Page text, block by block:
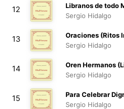
00:17
12
Libranos de todo
Sergio Hidalgo
01:07
13
Oraciones (Ritos
Sergio Hidalgo
01:10
14
Oren Hermanos
Sergio Hidalgo
00:39
15
Para Celebrar
Sergio Hidalgo